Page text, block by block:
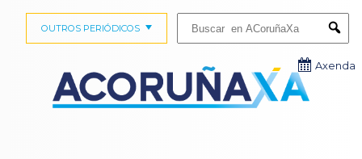
OUTROS PERIÓDICOS
Axenda